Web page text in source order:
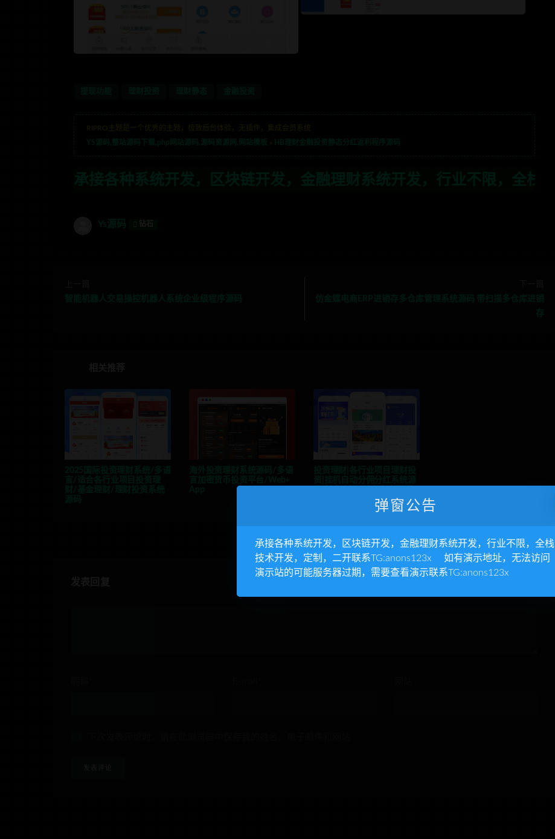
RIPRO主题是一个优秀的主题，极致后台体验，无插件，集成会员系统
YS源码,整站源码下载,php网站源码,源码资源网,网站模板
HB理财金融投资静态分红返利程序源码
系统开发，区块链开发，金融理财系统开发，行业不限，全栈技术开发，定制
Ys源码 钻石
言加密货币投资平台/Web+
弹窗公告
承接各种系统开发，区块链开发，金融理财系统开发，行业不限，全栈
技术开发，定制，二开联系TG:anons123x 如有演示地址，无法访问
演示站的可能服务器过期，需要查看演示联系TG:anons123x